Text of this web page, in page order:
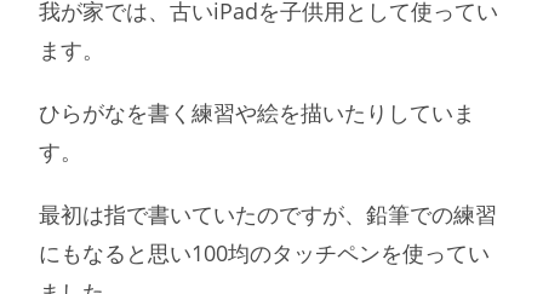
我が家では、古いiPadを子供用として使ってい
ます。
ひらがなを書く練習や絵を描いたりしていま
す。
最初は指で書いていたのですが、鉛筆での練習
にもなると思い100均のタッチペンを使ってい